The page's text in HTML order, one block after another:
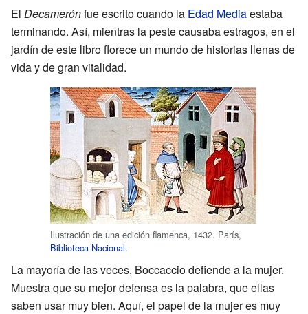
El Decamerónfue escrito cuando la Edad Mediaestaba
terminando. Así, mientras la peste causaba estragos, en el
jardín de este libro florece un mundo de historias llenas de
vida y de gran vitalidad.
Ilustración de una edición flamenca, 1432. París,
Biblioteca Nacional.
La mayoría de las veces, Boccaccio defiende a la mujer.
Muestra que su mejor defensa es la palabra, que ellas
saben usar muy bien. Aquí, el papel de la mujer es muy